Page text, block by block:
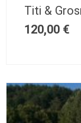
Titi &
120,00 €